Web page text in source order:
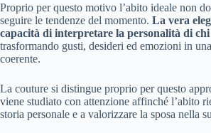
Proprio per questo motivo l’abito ideale non
seguire le tendenze del momento. La vera
capacità di interpretare la personalità di chi
trasformando gusti, desideri ed emozioni in
coerente.
La couture si distingue proprio per questo
viene studiato con attenzione affinché l’abito
storia personale e a valorizzare la sposa nella